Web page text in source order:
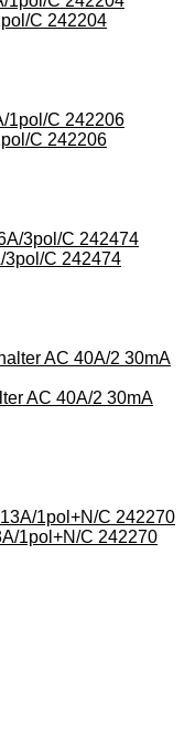
C 242204
C 242206
3pol/C 242474
AC 40A/2 30mA
1pol+N/C 242270